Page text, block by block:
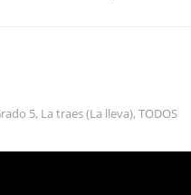
5, La traes (La lleva), TODOS